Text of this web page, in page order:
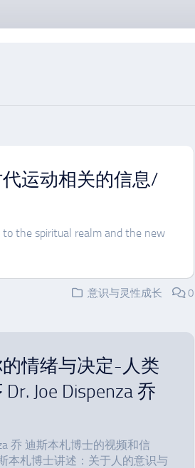
运动相关的信息/
the spiritual realm and the new
意识与灵性成长
0
情绪与决定-人类
Joe Dispenza 乔
乔 迪斯本札博士的视频和信
本札博士讲述：关于人的意识与